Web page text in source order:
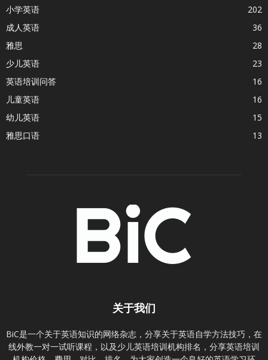
小学英语
202
成人英语
36
雅思
28
少儿英语
23
英语培训问答
16
儿童英语
16
幼儿英语
15
雅思口语
13
关于我们
BiC是一个关于英语知识的网络杂志，分享关于英语自学方法技巧，在
线外教一对一试听课程，以及少儿英语培训机构排名，分享英语培训